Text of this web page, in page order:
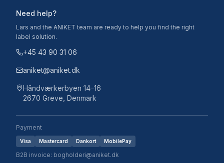
Need help?
Lars and the ANIKET team are ready to help you find the right
label solution.
+45 43 90 31 06
aniket@aniket.dk
Håndværkerbyen 14–16
2670 Greve, Denmark
Payment
Visa Mastercard Dankort MobilePay
B2B invoice: bogholderi@aniket.dk